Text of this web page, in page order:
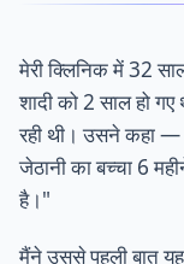
मेरी क्लिनिक में 32
शादी को 2 साल हो
रही थी। उसने कहा —
जेठानी का बच्चा 6
है।"
मैंने उससे पहली बात